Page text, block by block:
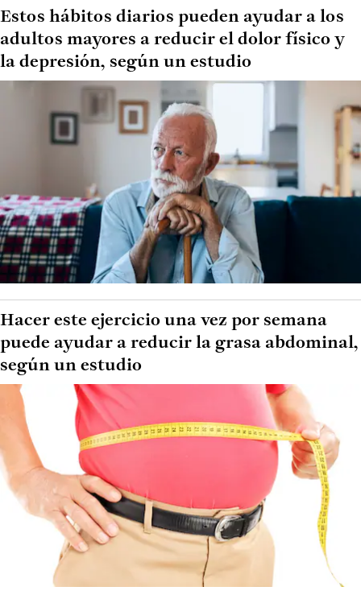
Estos hábitos diarios pueden ayudar a los
adultos mayores a reducir el dolor físico y
la depresión, según un estudio
Hacer este ejercicio una vez por semana
puede ayudar a reducir la grasa abdominal,
según un estudio